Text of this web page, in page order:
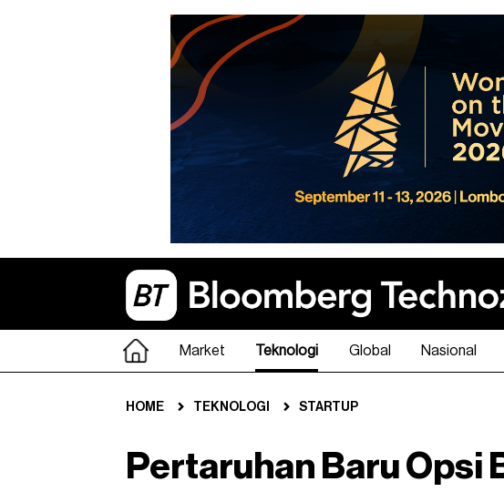
Market Teknologi Global Nasional
HOME TEKNOLOGI STARTUP
Pertaruhan Baru Opsi